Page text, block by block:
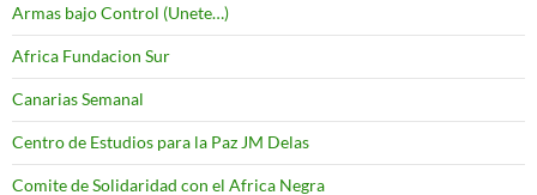
Armas bajo Control (Unete…)
Africa Fundacion Sur
Canarias Semanal
Centro de Estudios para la Paz JM Delas
Comite de Solidaridad con el Africa Negra